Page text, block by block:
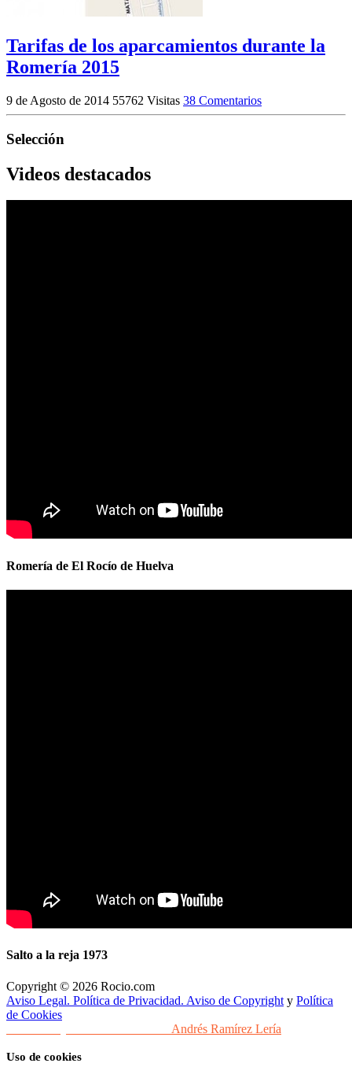
Tarifas de los aparcamientos durante la
Romería 2015
9 de Agosto de 2014 55762 Visitas 38 Comentarios
Selección
Videos destacados
Romería de El Rocío de Huelva
Salto a la reja 1973
Copyright © 2026 Rocio.com
Aviso Legal. Política de Privacidad. Aviso de Copyright y Política
de Cookies
Andrés Ramírez Lería
Uso de cookies